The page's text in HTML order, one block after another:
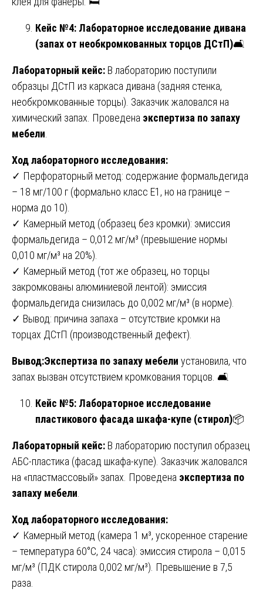
Кейс №4: Лабораторное исследование дивана
(запах от необкромкованных торцов ДСтП)🛋️
Лабораторный кейс: В лабораторию поступили
образцы ДСтП из каркаса дивана (задняя стенка,
необкромкованные торцы). Заказчик жаловался на
химический запах. Проведена экспертиза по запаху
мебели
Ход лабораторного исследования:
✓ Перфораторный метод: содержание формальдегида
– 18 мг/100 г (формально класс E1, но на границе –
норма до 10).
✓ Камерный метод (образец без кромки): эмиссия
формальдегида – 0,012 мг/м³ (превышение нормы
0,010 мг/м³ на 20%).
✓ Камерный метод (тот же образец, но торцы
закромкованы алюминиевой лентой): эмиссия
формальдегида снизилась до 0,002 мг/м³ (в норме).
✓ Вывод: причина запаха – отсутствие кромки на
торцах ДСтП (производственный дефект).
Вывод:Экспертиза по запаху мебели установила, что
запах вызван отсутствием кромкования торцов. 🛋️
Кейс №5: Лабораторное исследование
пластикового фасада шкафа-купе (стирол)📦
Лабораторный кейс: В лабораторию поступил образец
АБС-пластика (фасад шкафа-купе). Заказчик жаловался
на «пластмассовый» запах. Проведена экспертиза по
запаху мебели
Ход лабораторного исследования:
✓ Камерный метод (камера 1 м³, ускоренное старение
– температура 60°C, 24 часа): эмиссия стирола – 0,015
мг/м³ (ПДК стирола 0,002 мг/м³). Превышение в 7,5
раза.